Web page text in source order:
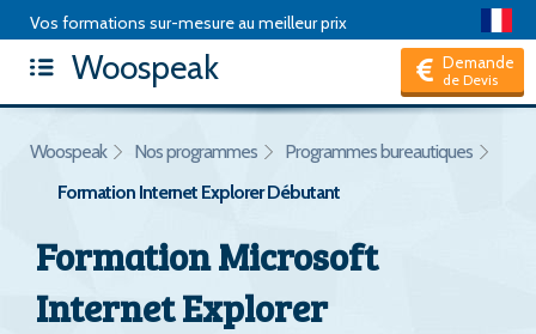
Vos formations sur-mesure au meilleur prix
Articles | Package de formation
|
Hors CPF, je suis un Particulier
Woospeak Demande
de Devis
Woospeak Nos programmes
Programmes bureautiques
Formation Internet Explorer Débutant
Formation Microsoft
Internet Explorer